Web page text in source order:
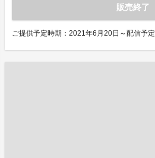
販売終了
ご提供予定時期：2021年6月20日～配信予定